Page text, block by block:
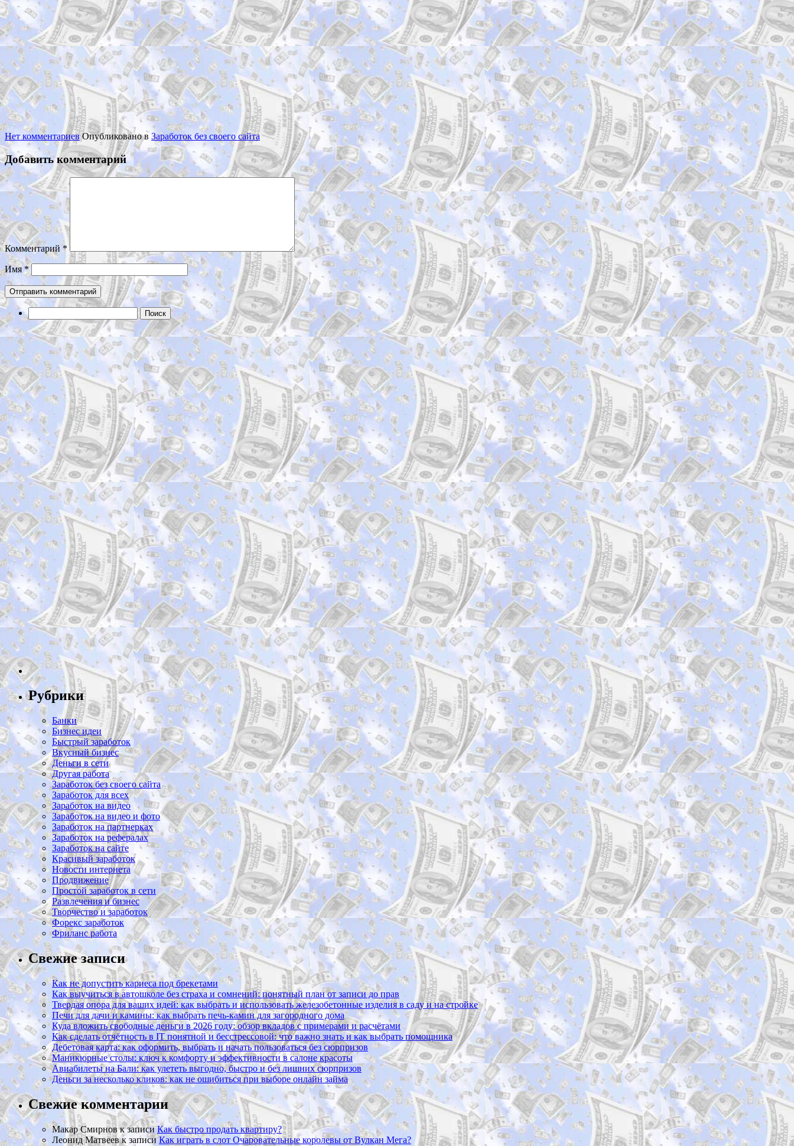
Нет комментариев Опубликовано в Заработок без своего сайта
Добавить комментарий
Комментарий*
Имя*
Рубрики
Банки
Бизнес идеи
Быстрый заработок
Вкусный бизнес
Деньги в сети
Другая работа
Заработок без своего сайта
Заработок для всех
Заработок на видео
Заработок на видео и фото
Заработок на партнерках
Заработок на рефералах
Заработок на сайте
Красивый заработок
Новости интернета
Продвижение
Простой заработок в сети
Развлечения и бизнес
Творчество и заработок
Форекс заработок
Фриланс работа
Свежие записи
Как не допустить кариеса под брекетами
Как выучиться в автошколе без страха и сомнений: понятный план от записи до прав
Твердая опора для ваших идей: как выбрать и использовать железобетонные изделия в саду и на стройке
Печи для дачи и камины: как выбрать печь-камин для загородного дома
Куда вложить свободные деньги в 2026 году: обзор вкладов с примерами и расчётами
Как сделать отчётность в IT понятной и бесстрессовой: что важно знать и как выбрать помощника
Дебетовая карта: как оформить, выбрать и начать пользоваться без сюрпризов
Маникюрные столы: ключ к комфорту и эффективности в салоне красоты
Авиабилеты на Бали: как улететь выгодно, быстро и без лишних сюрпризов
Деньги за несколько кликов: как не ошибиться при выборе онлайн займа
Свежие комментарии
Макар Смирновк записиКак быстро продать квартиру?
Леонид Матвеевк записиКак играть в слот Очаровательные королевы от Вулкан Мега?